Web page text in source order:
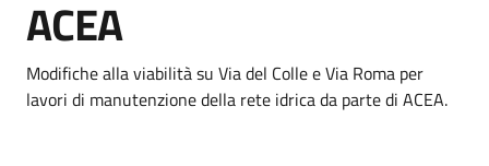
ACEA
Dettagli della notizia
Modifiche alla viabilità su Via del Colle e Via Roma per
lavori di manutenzione della rete idrica da parte di ACEA.